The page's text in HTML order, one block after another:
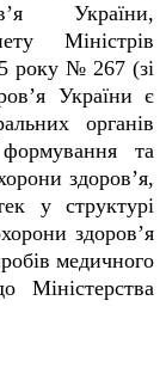
України,
Міністрів
року № 267 (зі
України є
органів
та
здоров’я,
у структурі
здоров’я
медичного
Міністерства